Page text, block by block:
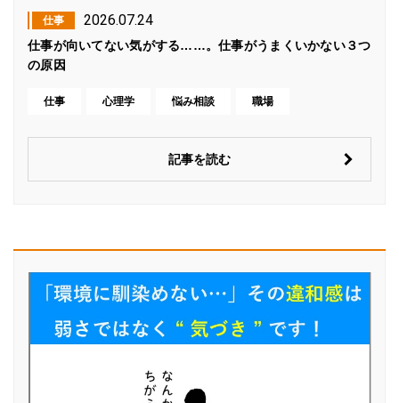
仕事 2026.07.24
仕事が向いてない気がする……。仕事がうまくいかない３つ
の原因
仕事 心理学 悩み相談 職場
記事を読む